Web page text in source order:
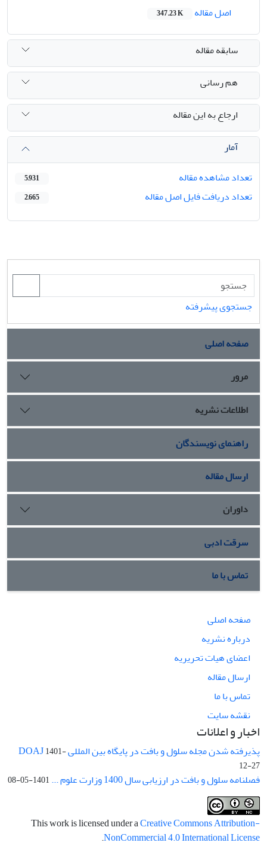
اصل مقاله
347.23 K
سابقه مقاله
هم رسانی
ارجاع به این مقاله
آمار
تعداد مشاهده مقاله
5,931
تعداد دریافت فایل اصل مقاله 2,665
جستجوی پیشرفته
صفحه اصلی
مرور
اطلاعات نشریه
راهنمای نویسندگان
ارسال مقاله
داوران
سرقت ادبی
تماس با ما
صفحه اصلی
درباره نشریه
اعضای هیات تحریریه
ارسال مقاله
تماس با ما
نقشه سایت
اخبار و اعلانات
پذیرفته شدن مجله سلول و بافت در پایگاه بین المللی DOAJ1401-
12-27
فصلنامه سلول و بافت در ارزیابی سال 1400 وزارت علوم ... 1401-05-08
This work is licensed under aCreative Commons Attribution-
NonCommercial 4.0 International License
.